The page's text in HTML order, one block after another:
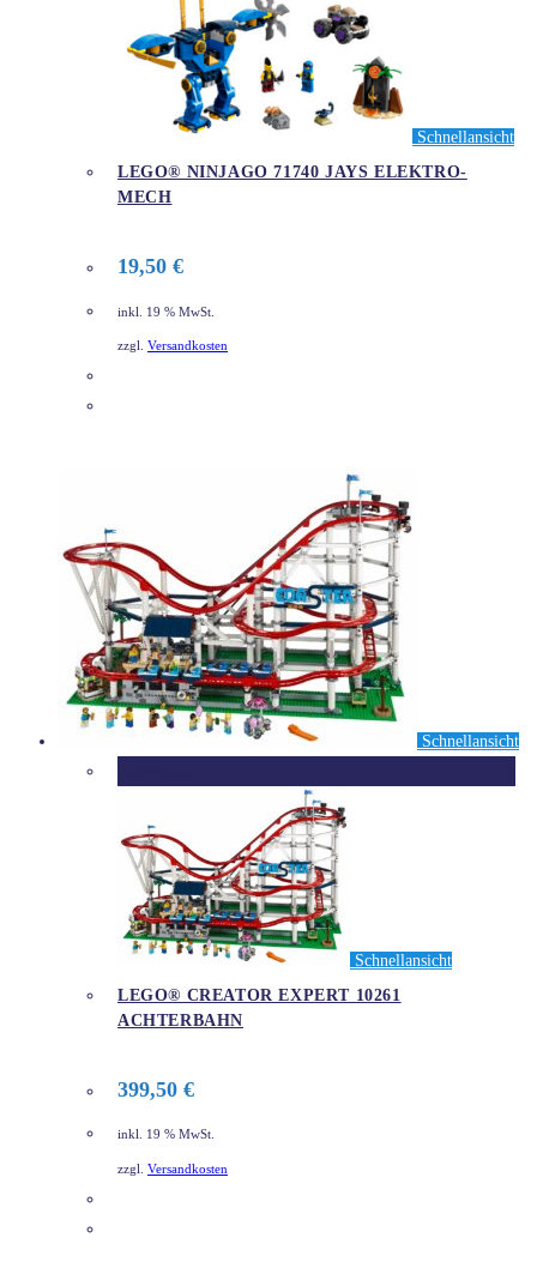
Schnellansicht
LEGO® NINJAGO 71740 JAYS ELEKTRO-
MECH
19,50 €
inkl. 19 % MwSt.
zzgl. Versandkosten
Schnellansicht
Schnellansicht
LEGO® CREATOR EXPERT 10261
ACHTERBAHN
399,50 €
inkl. 19 % MwSt.
zzgl. Versandkosten